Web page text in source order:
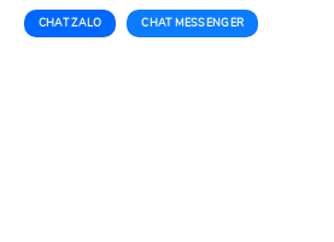
CHAT ZALO CHAT MESSENGER